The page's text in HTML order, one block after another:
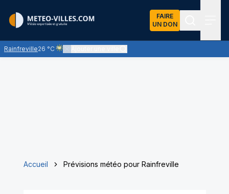
FAIRE
UN DON
Rainfreville26 °C
Ciel voilé par des nuages d'altitude, ternissant plus ou
Accueil Prévisions météo pour Rainfreville